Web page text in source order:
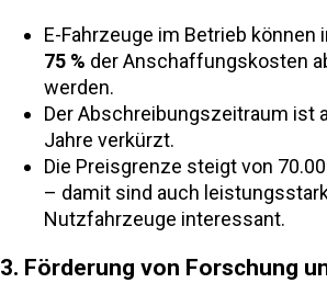
E-Fahrzeuge im Betrieb
75 % der Anschaffungskosten
werden.
Der Abschreibungszeitraum ist
Jahre verkürzt.
Die Preisgrenze steigt von
– damit sind auch
Nutzfahrzeuge interessant.
3. Förderung von Forschung